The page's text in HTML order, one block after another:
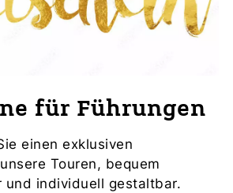
für Führungen
einen exklusiven
Touren, bequem
und individuell gestaltbar.